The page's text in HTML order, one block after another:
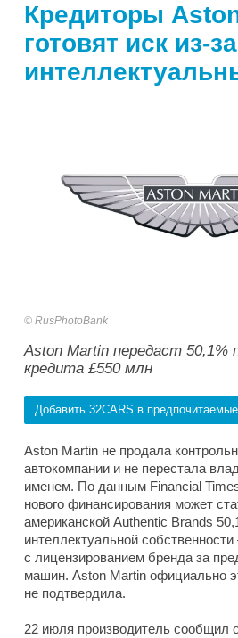
Кредиторы
готовят иск из-
RusPhotoBank
Aston Martin передаст 50,1%
кредита £550 млн
Добавить 32CARS в
Aston Martin не продала
автокомпании и не перестала
именем. По данным Financial
нового финансирования может
американской Authentic Brands
интеллектуальной
с лицензированием бренда за
машин. Aston Martin официально
не подтвердила.
22 июля производитель сообщил